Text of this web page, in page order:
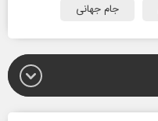
جام جهانی